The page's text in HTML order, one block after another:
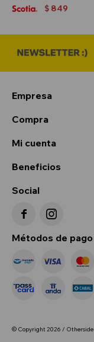
$ 849
Empresa
Compra
Mi cuenta
Beneficios
Social
 
Métodos de pago
© Copyright 2026 / Otherside